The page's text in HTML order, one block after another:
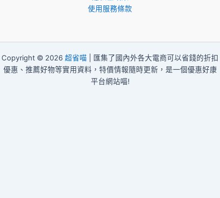
使用服務條款
Copyright © 2026 超省喵 | 匯集了國內外各大電商可以省錢的折扣
優惠、推薦好物等實用資料，特價情報隨時更新，是一個優惠好康
平台網站喵!